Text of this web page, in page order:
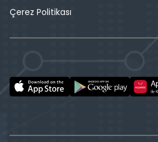
Çerez Politikası